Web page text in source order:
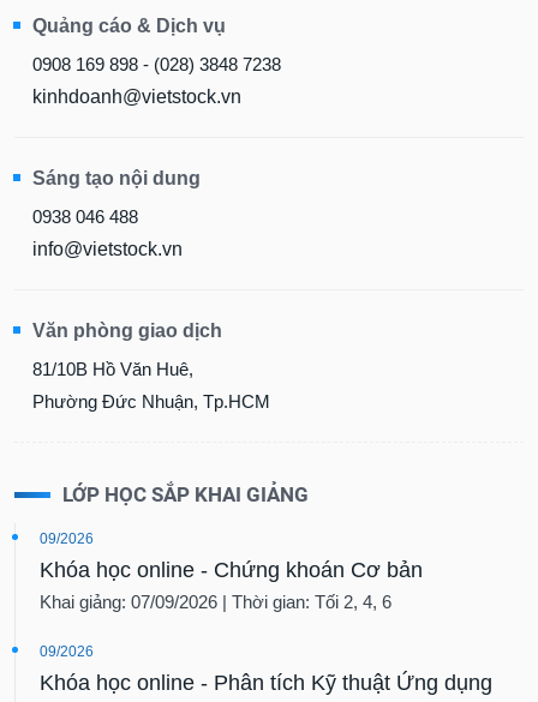
Quảng cáo & Dịch vụ
0908 169 898 - (028) 3848 7238
kinhdoanh@vietstock.vn
Sáng tạo nội dung
0938 046 488
info@vietstock.vn
Văn phòng giao dịch
81/10B Hồ Văn Huê,
Phường Đức Nhuận, Tp.HCM
LỚP HỌC SẮP KHAI GIẢNG
09/2026
Khóa học online - Chứng khoán Cơ bản
Khai giảng: 07/09/2026 | Thời gian: Tối 2, 4, 6
09/2026
Khóa học online - Phân tích Kỹ thuật Ứng dụng